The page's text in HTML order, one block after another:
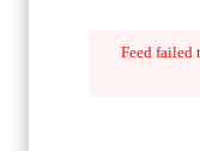
Feed failed